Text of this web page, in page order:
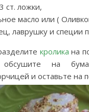
ст. ложки,
масло или (
лаврушку и специи
кролика на
на
и оставьте на